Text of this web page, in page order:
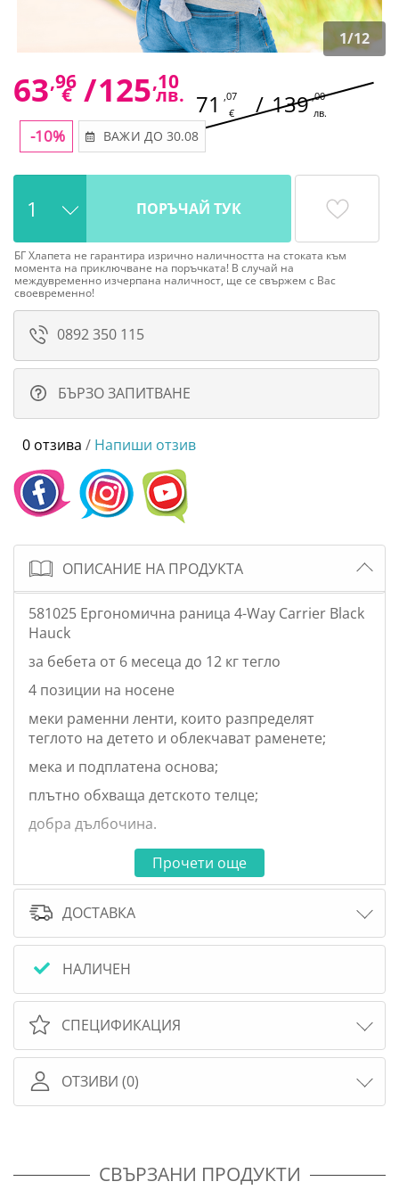
1/12
63,96
€/125,10
лв. 71 ,07
€
/139 ,00
лв.
-10% ВАЖИ ДО 30.08
ПОРЪЧАЙ ТУК
БГ Хлапета не гарантира изрично наличността на стоката към
момента на приключване на поръчката! В случай на
междувременно изчерпана наличност, ще се свържем с Вас
своевременно!
0892 350 115
БЪРЗО ЗАПИТВАНЕ
0 отзива / Напиши отзив
ОПИСАНИЕ НА ПРОДУКТА
581025 Ергономична раница 4-Way Carrier Black
Hauck
за бебета от 6 месеца до 12 кг тегло
4 позиции на носене
меки раменни ленти, които разпределят
теглото на детето и облекчават раменете;
мека и подплатена основа;
плътно обхваща детското телце;
добра дълбочина.
Може да се закрепи лесно и да бъде използвано
по няколко различни начина или да се носи
индивидуално. Закрепеният лигавник може да
се свали и
почисти лесно. Ако желаете да носите детето си
лице в лице, просто отворете ципа на
ергономичната седалка. По този начин бебето
ви ще седи в
правилната позиция, близо до вас. Позволете
на бебето ви да опознае обкръжението си като
носите бебето
ще получите желаната
Прочети още
ДОСТАВКА
НАЛИЧЕН
СПЕЦИФИКАЦИЯ
ОТЗИВИ (0)
СВЪРЗАНИ ПРОДУКТИ